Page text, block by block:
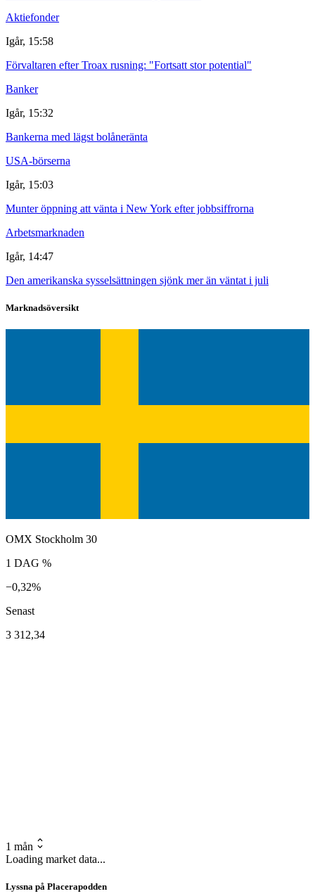
Aktiefonder
Igår, 15:58
Förvaltaren efter Troax rusning: "Fortsatt stor potential"
Banker
Igår, 15:32
Bankerna med lägst bolåneränta
USA-börserna
Igår, 15:03
Munter öppning att vänta i New York efter jobbsiffrorna
Arbetsmarknaden
Igår, 14:47
Den amerikanska sysselsättningen sjönk mer än väntat i juli
Marknadsöversikt
OMX Stockholm 30
1 DAG %
−0,32%
Senast
3 312,34
1 mån
Loading market data...
Lyssna på Placerapodden